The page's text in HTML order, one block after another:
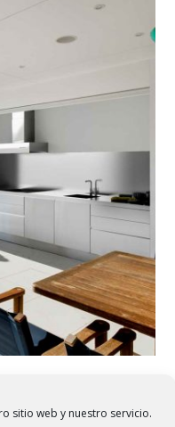
sitio web y nuestro servicio.
al aire libre?